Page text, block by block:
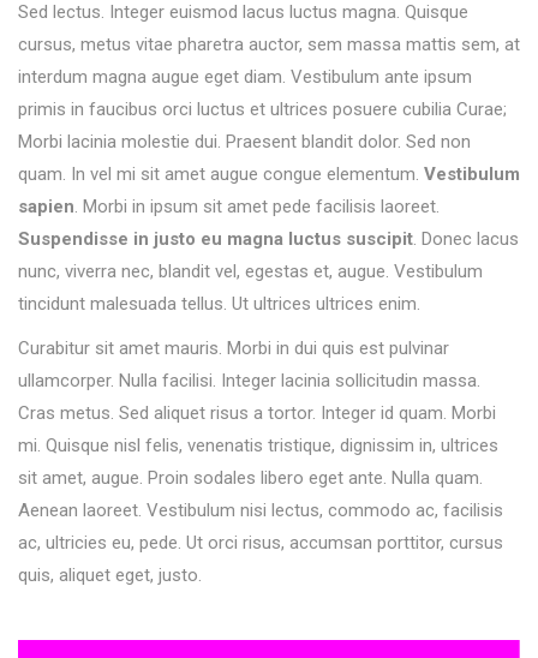
Sed lectus. Integer euismod lacus luctus magna. Quisque
cursus, metus vitae pharetra auctor, sem massa mattis sem, at
interdum magna augue eget diam. Vestibulum ante ipsum
primis in faucibus orci luctus et ultrices posuere cubilia Curae;
Morbi lacinia molestie dui. Praesent blandit dolor. Sed non
quam. In vel mi sit amet augue congue elementum. Vestibulum
sapien. Morbi in ipsum sit amet pede facilisis laoreet.
Suspendisse in justo eu magna luctus suscipit. Donec lacus
nunc, viverra nec, blandit vel, egestas et, augue. Vestibulum
tincidunt malesuada tellus. Ut ultrices ultrices enim.
Curabitur sit amet mauris. Morbi in dui quis est pulvinar
ullamcorper. Nulla facilisi. Integer lacinia sollicitudin massa.
Cras metus. Sed aliquet risus a tortor. Integer id quam. Morbi
mi. Quisque nisl felis, venenatis tristique, dignissim in, ultrices
sit amet, augue. Proin sodales libero eget ante. Nulla quam.
Aenean laoreet. Vestibulum nisi lectus, commodo ac, facilisis
ac, ultricies eu, pede. Ut orci risus, accumsan porttitor, cursus
quis, aliquet eget, justo.